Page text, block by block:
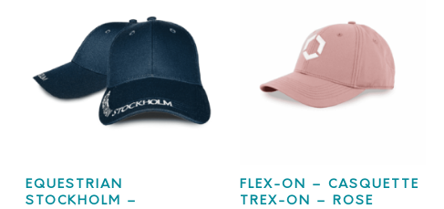
EQUESTRIAN
STOCKHOLM –
FLEX-ON – CASQUETTE
TREX-ON – ROSE